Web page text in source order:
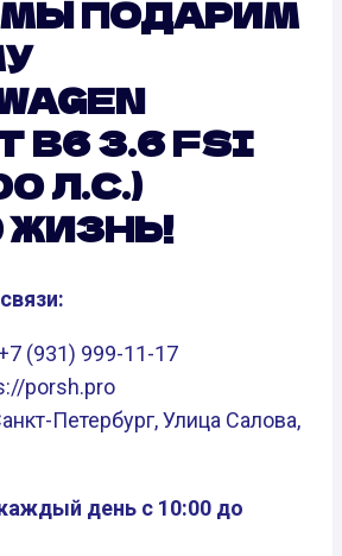
МЫ ПОДАРИМ
B6 3.6 FSI
Л.С.)
(931) 999-11-17
porsh.pro
Петербург, Улица Салова,
день с 10:00 до